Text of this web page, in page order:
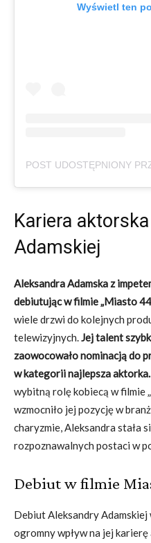
Wyświetl ten
Kariera
Adamskiej
Aleksandra Adamska z
debiutując w filmie „Miasto
wiele drzwi do kolejnych
telewizyjnych.Jej talent
zaowocowało nominacją do
w kategorii najlepsza aktorka.
wybitną rolę kobiecą w filmie
wzmocniło jej pozycję w
charyzmie, Aleksandra stała
rozpoznawalnych postaci w
Debiut w filmie
Debiut Aleksandry Adamskiej
ogromny wpływ na jej